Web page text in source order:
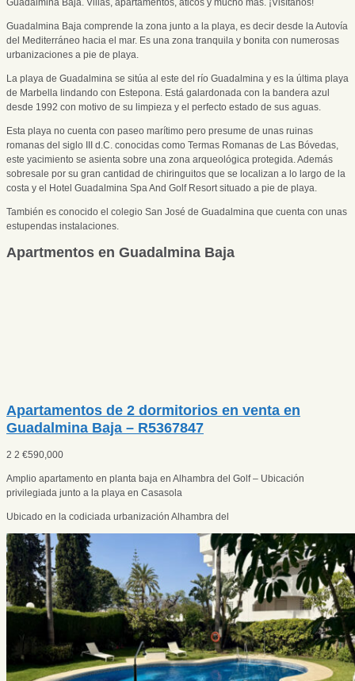
Guadalmina Baja. Villas, apartamentos, áticos y mucho más. ¡Visítanos!
Guadalmina Baja comprende la zona junto a la playa, es decir desde la Autovía
del Mediterráneo hacia el mar. Es una zona tranquila y bonita con numerosas
urbanizaciones a pie de playa.
La playa de Guadalmina se sitúa al este del río Guadalmina y es la última playa
de Marbella lindando con Estepona. Está galardonada con la bandera azul
desde 1992 con motivo de su limpieza y el perfecto estado de sus aguas.
Esta playa no cuenta con paseo marítimo pero presume de unas ruinas
romanas del siglo III d.C. conocidas como Termas Romanas de Las Bóvedas,
este yacimiento se asienta sobre una zona arqueológica protegida. Además
sobresale por su gran cantidad de chiringuitos que se localizan a lo largo de la
costa y el Hotel Guadalmina Spa And Golf Resort situado a pie de playa.
También es conocido el colegio San José de Guadalmina que cuenta con unas
estupendas instalaciones.
Apartmentos en Guadalmina Baja
Apartamentos de 2 dormitorios en venta en
Guadalmina Baja – R5367847
2 2 €590,000
Amplio apartamento en planta baja en Alhambra del Golf – Ubicación
privilegiada junto a la playa en Casasola
Ubicado en la codiciada urbanización Alhambra del